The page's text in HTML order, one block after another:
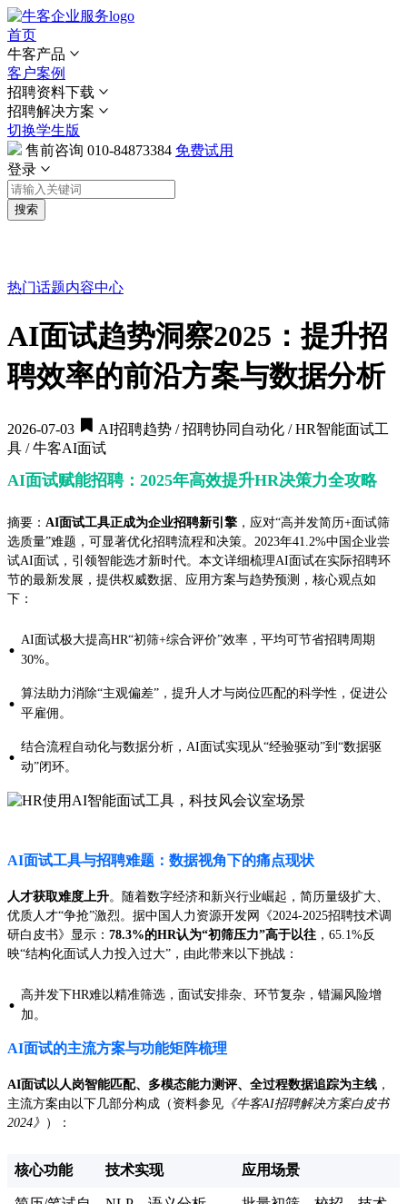
首页
牛客产品
客户案例
招聘资料下载
招聘解决方案
切换学生版
售前咨询 010-84873384 免费试用
登录
搜索
热门话题内容中心
AI面试趋势洞察2025：提升招
聘效率的前沿方案与数据分析
2026-07-03
AI招聘趋势 / 招聘协同自动化 / HR智能面试工
具 / 牛客AI面试
AI面试赋能招聘：2025年高效提升HR决策力全攻略
摘要： AI面试工具正成为企业招聘新引擎 ，应对“高并发简历+面试筛
选质量”难题，可显著优化招聘流程和决策。2023年41.2%中国企业尝
试AI面试，引领智能选才新时代。本文详细梳理AI面试在实际招聘环
节的最新发展，提供权威数据、应用方案与趋势预测，核心观点如
下：
· AI面试极大提高HR“初筛+综合评价”效率，平均可节省招聘周期
30%。
· 算法助力消除“主观偏差”，提升人才与岗位匹配的科学性，促进公
平雇佣。
· 结合流程自动化与数据分析，AI面试实现从“经验驱动”到“数据驱
动”闭环。
AI面试工具与招聘难题：数据视角下的痛点现状
人才获取难度上升。随着数字经济和新兴行业崛起，简历量级扩大、
优质人才“争抢”激烈。据中国人力资源开发网《2024-2025招聘技术调
研白皮书》显示： 78.3%的HR认为“初筛压力”高于以往 ，65.1%反
映“结构化面试人力投入过大”，由此带来以下挑战：
· 高并发下HR难以精准筛选，面试安排杂、环节复杂，错漏风险增
加。
AI面试的主流方案与功能矩阵梳理
AI面试以人岗智能匹配、多模态能力测评、全过程数据追踪为主线 ，
主流方案由以下几部分构成（资料参见 《牛客AI招聘解决方案白皮书
2024》 ）：
核心功能 技术实现 应用场景